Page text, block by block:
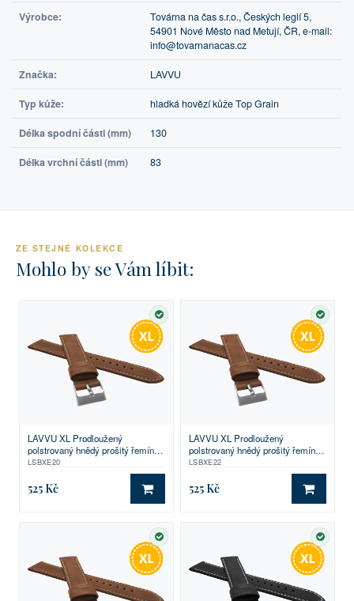
Výrobce:
Továrna na čas s.r.o., Českých legií 5,
54901 Nové Město nad Metují, ČR, e-mail:
info@tovarnanacas.cz
Značka: LAVVU
Typ kůže: hladká hovězí kůže Top Grain
Délka spodní části (mm) 130
Délka vrchní části (mm) 83
ZE STEJNÉ KOLEKCE
Mohlo by se Vám líbit:
SKLADEM
LAVVU XL Prodloužený
polstrovaný hnědý prošitý řemínek
SPORT z luxusní kůže Top Grain -
LSBXE20
525 Kč DO KOŠÍKU
LAVVU XL Prodloužený
polstrovaný hnědý prošitý řemínek
SPORT z luxusní kůže Top Grain -
LSBXE22
525 Kč DO
SKLADEM